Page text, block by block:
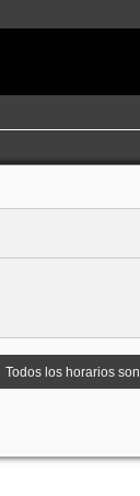
Todos los horarios son